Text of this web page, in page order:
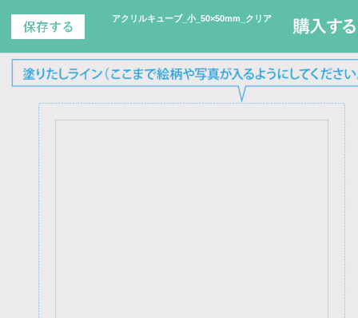
アクリルキューブ_小_50×50mm_クリア